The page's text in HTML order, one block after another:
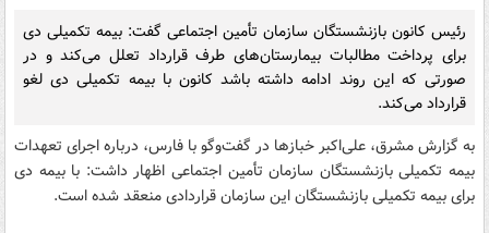
رئیس کانون بازنشستگان سازمان تأمین اجتماعی گفت: بیمه تکمیلی دی
برای پرداخت مطالبات بیمارستان‌های طرف ‌قرارداد تعلل می‌کند و در
صورتی که این روند ادامه داشته باشد کانون با بیمه تکمیلی دی لغو
قرارداد می‌کند.
به گزارش مشرق، علی‌اکبر خبازها در گفت‌وگو با فارس، درباره اجرای تعهدات
بیمه تکمیلی بازنشستگان سازمان تأمین اجتماعی اظهار داشت: با بیمه دی
برای بیمه تکمیلی بازنشستگان این سازمان قرارداد‌ی منعقد شده است‌.